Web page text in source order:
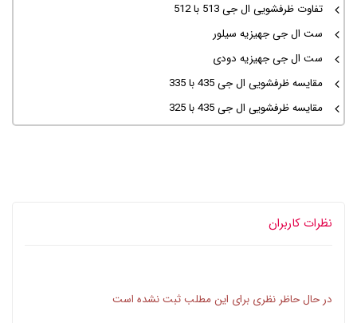
تفاوت ظرفشویی ال جی 513 با 512
ست ال جی جهیزیه سیلور
ست ال جی جهیزیه دودی
مقایسه ظرفشویی ال جی 435 با 335
مقایسه ظرفشویی ال جی 435 با 325
نظرات کاربران
در حال حاظر نظری برای این مطلب ثبت نشده است